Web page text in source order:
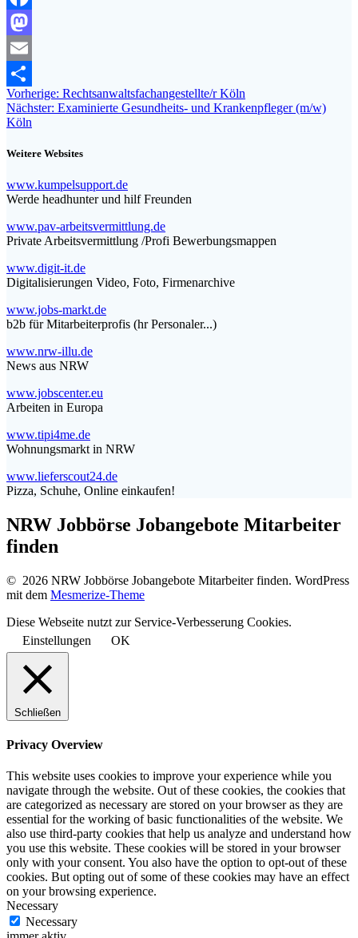
Facebook
Mastodon
Email
Teilen
Beitragsnavigation
Vorherige: Vorheriger
Beitrag:
Rechtsanwaltsfachangestellte/r Köln
Nächster: Nächster
Examinierte Gesundheits- und Krankenpfleger (m/w)
Köln
Weitere Websites
www.kumpelsupport.de
Werde headhunter und hilf Freunden
www.pav-arbeitsvermittlung.de
Private Arbeitsvermittlung /Profi Bewerbungsmappen
www.digit-it.de
Digitalisierungen Video, Foto, Firmenarchive
www.jobs-markt.de
b2b für Mitarbeiterprofis (hr Personaler...)
www.nrw-illu.de
News aus NRW
www.jobscenter.eu
Arbeiten in Europa
www.tipi4me.de
Wohnungsmarkt in NRW
www.lieferscout24.de
Pizza, Schuhe, Online einkaufen!
NRW Jobbörse Jobangebote Mitarbeiter
finden
© 2026 NRW Jobbörse Jobangebote Mitarbeiter finden. WordPress
mit dem Mesmerize-Theme
Diese Webseite nutzt zur Service-Verbesserung Cookies.
Einstellungen
OK
Schließen
Privacy Overview
This website uses cookies to improve your experience while you
navigate through the website. Out of these cookies, the cookies that
are categorized as necessary are stored on your browser as they are
essential for the working of basic functionalities of the website. We
also use third-party cookies that help us analyze and understand how
you use this website. These cookies will be stored in your browser
only with your consent. You also have the option to opt-out of these
cookies. But opting out of some of these cookies may have an effect
on your browsing experience.
Necessary
Necessary